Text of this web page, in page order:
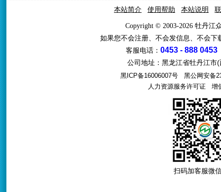
本站简介 使用帮助 本站说明
Copyright © 2003-2026 牡丹江
如果您不会注册、不会发信息、不会
客服电话： 0453 - 888 0453
公司地址：黑龙江省牡丹江市
黑ICP备16006007号
黑公网安备
人力资源服务许可证增值
扫码加客服微